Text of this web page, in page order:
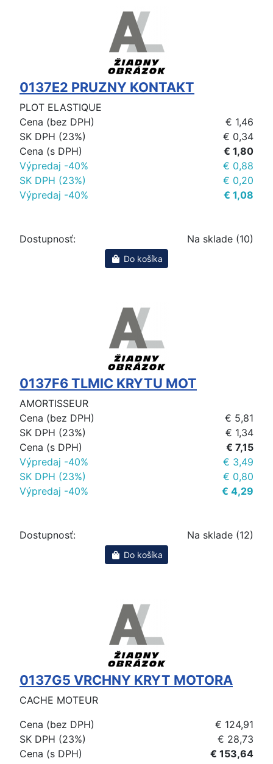
0137E2 PRUZNY KONTAKT
PLOT ELASTIQUE
Cena (bez DPH)
€ 1,46
SK DPH (23%)
€ 0,34
Cena (s DPH)
€ 1,80
Výpredaj -40%
€ 0,88
SK DPH (23%)
€ 0,20
Výpredaj -40%
€ 1,08
Dostupnosť: Na sklade (10)
Do košíka
0137F6 TLMIC KRYTU MOT
AMORTISSEUR
Cena (bez DPH)
€ 5,81
SK DPH (23%)
€ 1,34
Cena (s DPH)
€ 7,15
Výpredaj -40%
€ 3,49
SK DPH (23%)
€ 0,80
Výpredaj -40%
€ 4,29
Dostupnosť: Na sklade (12)
Do košíka
0137G5 VRCHNY KRYT MOTORA
CACHE MOTEUR
Cena (bez DPH)
€ 124,91
SK DPH (23%)
€ 28,73
Cena (s DPH)
€ 153,64